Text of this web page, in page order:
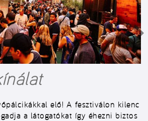
elő! A fesztiválon kilenc
a látogatókat így éhezni biztos